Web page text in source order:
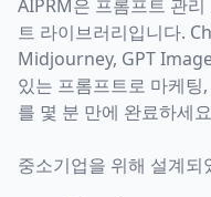
AIPRM은 프롬프트 관
트 라이브러리입니다.
Midjourney, GPT
있는 프롬프트로 마케팅
를 몇 분 만에 완료하세
중소기업을 위해 설계